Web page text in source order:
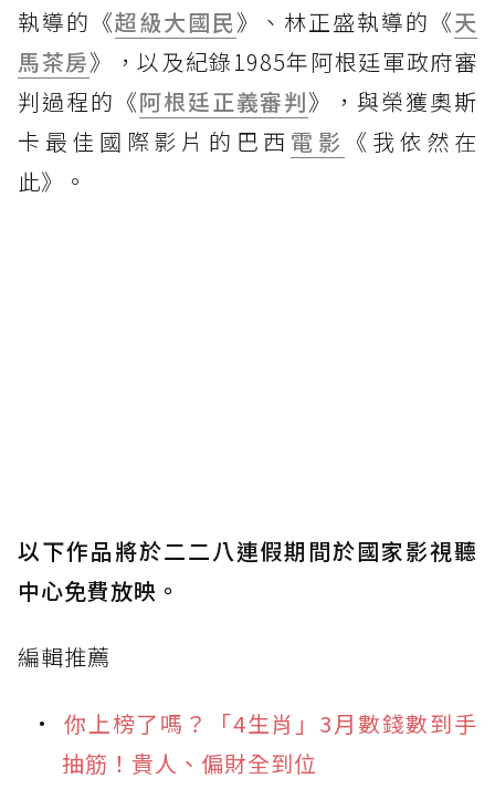
執導的《超級大國民》、林正盛執導的《天
馬茶房》，以及紀錄1985年阿根廷軍政府審
判過程的《阿根廷正義審判》，與榮獲奧斯
卡最佳國際影片的巴西 電影 《我依然在
此》。
以下作品將於二二八連假期間於國家影視聽
中心免費放映。
編輯推薦
你上榜了嗎？「4生肖」3月數錢數到手
抽筋！貴人、偏財全到位